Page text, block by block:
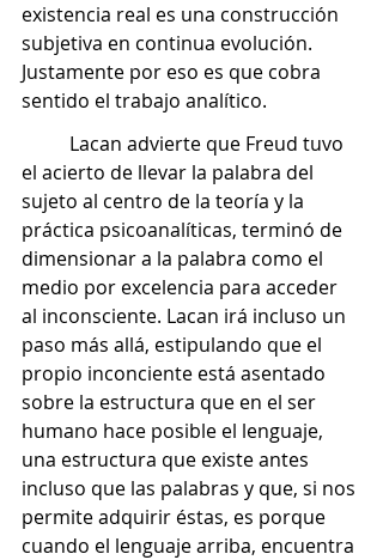
existencia real es una construcción
subjetiva en continua evolución.
Justamente por eso es que cobra
sentido el trabajo analítico.
el acierto de llevar la palabra del
sujeto al centro de la teoría y la
práctica psicoanalíticas, terminó de
dimensionar a la palabra como el
medio por excelencia para acceder
al inconsciente. Lacan irá incluso un
paso más allá, estipulando que el
propio inconciente está asentado
sobre la estructura que en el ser
humano hace posible el lenguaje,
una estructura que existe antes
incluso que las palabras y que, si nos
permite adquirir éstas, es porque
cuando el lenguaje arriba, encuentra